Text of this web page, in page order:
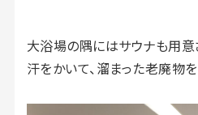
大浴場の隅にはサウナも用意
汗をかいて、溜まった老廃物